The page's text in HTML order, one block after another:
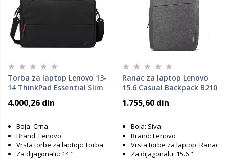
Torba za laptop Lenovo 13-
14 ThinkPad Essential Slim
4.000,26 din
Boja: Crna
Brand: Lenovo
Vrsta torbe za laptop: Torba
Za dijagonalu: 14 "
Ranac za laptop Lenovo
15.6 Casual Backpack B210
1.755,60 din
Boja: Siva
Brand: Lenovo
Vrsta torbe za laptop: Ranac
Za dijagonalu: 15.6 "